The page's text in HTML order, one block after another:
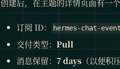
创建后，在主题的详情页面有一个
订阅 ID： hermes-chat-
交付类型： Pull
消息保留： 7 days （以便积